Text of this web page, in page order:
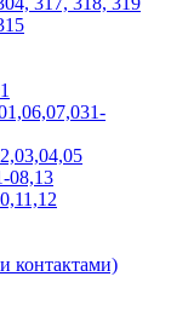
08,13
контактами)